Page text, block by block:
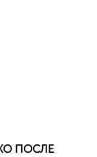
ПОСЛЕ